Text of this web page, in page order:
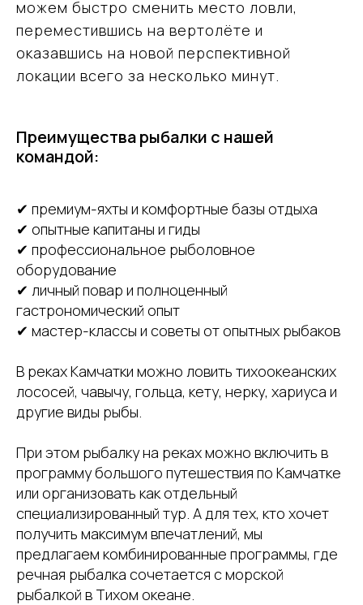
можем быстро сменить место ловли,
переместившись на вертолёте и
оказавшись на новой перспективной
локации всего за несколько минут.
Преимущества рыбалки с нашей
командой:
✔ премиум-яхты и комфортные базы отдыха
✔ опытные капитаны и гиды
✔ профессиональное рыболовное
оборудование
✔ личный повар и полноценный
гастрономический опыт
✔ мастер-классы и советы от опытных рыбаков
В реках Камчатки можно ловить тихоокеанских
лососей, чавычу, гольца, кету, нерку, хариуса и
другие виды рыбы.
При этом рыбалку на реках можно включить в
программу большого путешествия по Камчатке
или организовать как отдельный
специализированный тур. А для тех, кто хочет
получить максимум впечатлений, мы
предлагаем комбинированные программы, где
речная рыбалка сочетается с морской
рыбалкой в Тихом океане.